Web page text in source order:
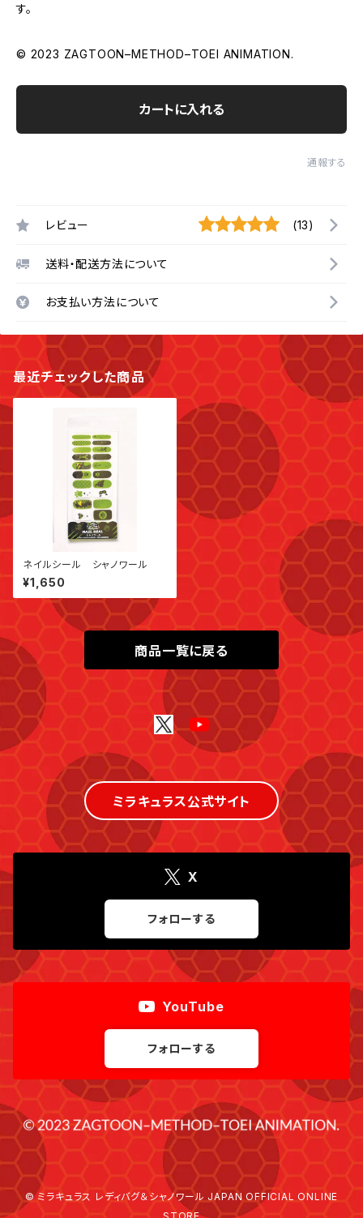
す。
© 2023 ZAGTOON–METHOD–TOEI ANIMATION.
カートに入れる
通報する
レビュー (13)
送料・配送方法について
お支払い方法について
最近チェックした商品
ネイルシール シャノワール
¥1,650
商品一覧に戻る
ミラキュラス公式サイト
X
フォローする
YouTube
フォローする
© ミラキュラス レディバグ＆シャノワール JAPAN OFFICIAL ONLINE